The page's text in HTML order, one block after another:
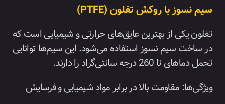
سیم نسوز با روکش تفلون (PTFE)
تفلون یکی از بهترین عایق‌های حرارتی و شیمیایی است که
در ساخت سیم نسوز استفاده می‌شود. این سیم‌ها توانایی
تحمل دماهای تا 260 درجه سانتی‌گراد را دارند.
ویژگی‌ها: مقاومت بالا در برابر مواد شیمیایی و فرسایش